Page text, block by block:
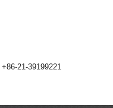
+86-21-39199221